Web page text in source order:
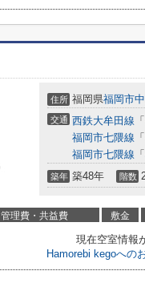
住所 福岡県福岡市
交通 西鉄大牟田線 「
福岡市七隈線 「
福岡市七隈線 「
築年 築48年 階数
管理費・共益費 敷金
現在空室情報
Hamorebi kegoへの